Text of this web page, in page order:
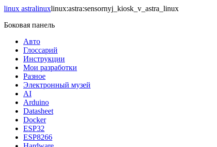
linux astralinuxlinux:astra:sensornyj_kiosk_v_astra_linux
Боковая панель
Авто
Глоссарий
Инструкции
Мои разработки
Разное
Электронный музей
AI
Arduino
Datasheet
Docker
ESP32
ESP8266